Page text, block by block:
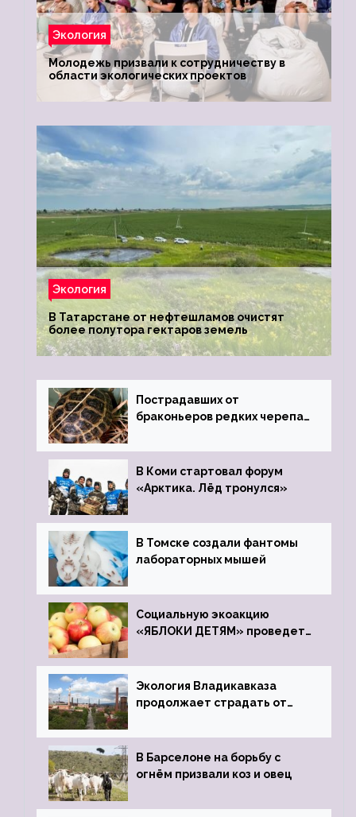
Экология
Молодежь призвали к сотрудничеству в
области экологических проектов
Экология
В Татарстане от нефтешламов очистят
более полутора гектаров земель
Пострадавших от
браконьеров редких черепах
зоопарк
В Коми стартовал форум
«Арктика. Лёд тронулся»
В Томске создали фантомы
лабораторных мышей
Социальную экоакцию
«ЯБЛОКИ ДЕТЯМ» проведет
Экология Владикавказа
продолжает страдать от
В Барселоне на борьбу с
огнём призвали коз и овец